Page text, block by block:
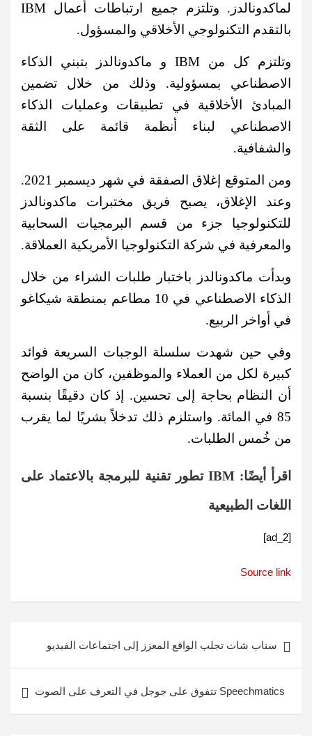
لماكدونالدز. وتلتزم جميع ارتباطات أعمال IBM
بالتقدم التكنولوجي الأخلاقي والمسؤول.
وتلتزم كل من IBM و ماكدونالدز بتبني الذكاء
الاصطناعي بمسؤولية. وذلك من خلال تضمين
المبادئ الأخلاقية في تطبيقات وعمليات الذكاء
الاصطناعي لبناء أنظمة قائمة على الثقة
والشفافية.
ومن المتوقع إغلاق الصفقة في شهر ديسمبر 2021.
وعند الإغلاق، يصبح فريق مختبرات ماكدونالدز
للتكنولوجيا جزء من قسم البرمجيات السحابية
والمعرفية في شركة التكنولوجيا الأمريكية العملاقة.
وبدأت ماكدونالدز باختبار طلبات الشراء من خلال
الذكاء الاصطناعي في 10 مطاعم بمنطقة شيكاغو
في أواخر الربيع.
وفي حين شهدت سلسلة الوجبات السريعة فوائد
كبيرة لكل من العملاء والموظفين، كان من الواضح
أن النظام بحاجة إلى تحسين. إذ كان دقيقًا بنسبة
85 في المائة. واستلزم ذلك تدخلاً بشريًا لما يقرب
من خُمس الطلبات.
اقرأ أيضًا:
IBM تطور تقنية للبرمجة بالاعتماد على
اللغات الطبيعية
[ad_2]
Source link
المقالات
سناب شات تجلب الواقع المعزز إلى اجتماعات الفيديو
Speechmatics تتفوق على جوجل في التعرف على الصوت